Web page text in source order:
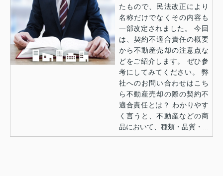
たもので、民法改正により
名称だけでなくその内容も
一部改定されました。 今回
は、契約不適合責任の概要
から不動産売却の注意点な
どをご紹介します。 ぜひ参
考にしてみてください。 弊
社へのお問い合わせはこち
ら不動産売却の際の契約不
適合責任とは？ わかりやす
く言うと、不動産などの商
品において、種類・品質・...